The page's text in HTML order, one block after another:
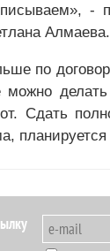
-
Алмаева.
по
можно делать
Сдать
планируется